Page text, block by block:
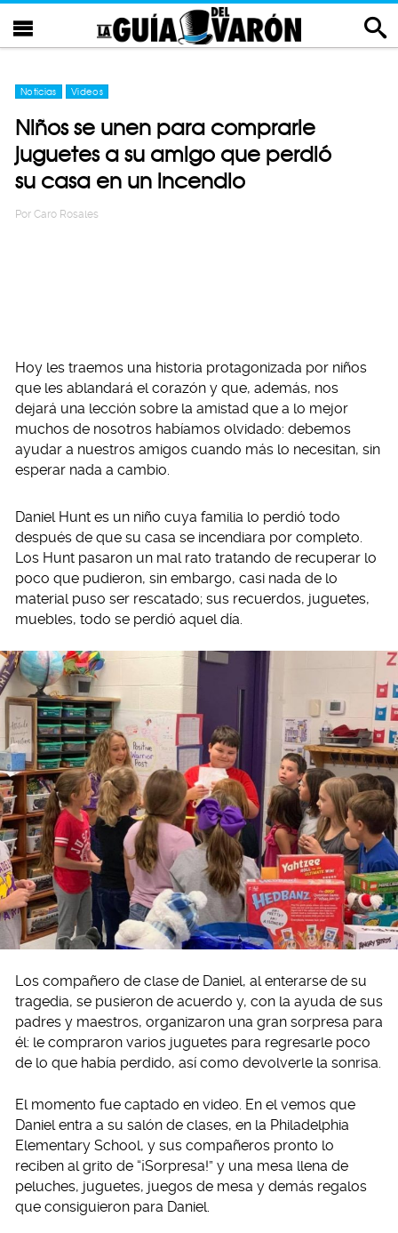
Noticias Videos
Niños se unen para comprarle
juguetes a su amigo que perdió
su casa en un incendio
Por Caro Rosales
Hoy les traemos una historia protagonizada por niños
que les ablandará el corazón y que, además, nos
dejará una lección sobre la amistad que a lo mejor
muchos de nosotros habíamos olvidado: debemos
ayudar a nuestros amigos cuando más lo necesitan, sin
esperar nada a cambio.
Daniel Hunt es un niño cuya familia lo perdió todo
después de que su casa se incendiara por completo.
Los Hunt pasaron un mal rato tratando de recuperar lo
poco que pudieron, sin embargo, casi nada de lo
material puso ser rescatado; sus recuerdos, juguetes,
muebles, todo se perdió aquel día.
Los compañero de clase de Daniel, al enterarse de su
tragedia, se pusieron de acuerdo y, con la ayuda de sus
padres y maestros, organizaron una gran sorpresa para
él: le compraron varios juguetes para regresarle poco
de lo que había perdido, así como devolverle la sonrisa.
El momento fue captado en video. En el vemos que
Daniel entra a su salón de clases, en la Philadelphia
Elementary School, y sus compañeros pronto lo
reciben al grito de “¡Sorpresa!” y una mesa llena de
peluches, juguetes, juegos de mesa y demás regalos
que consiguieron para Daniel.